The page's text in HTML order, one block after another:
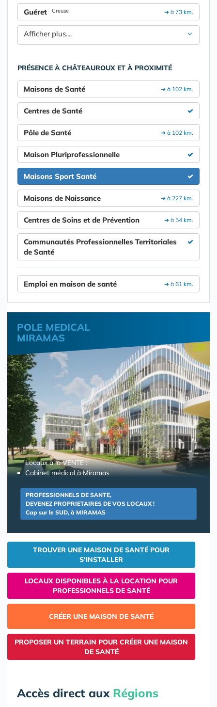
➔ à 73 km.
Guéret Creuse
Afficher plus....
PRÉSENCE À CHÂTEAUROUX ET À PROXIMITÉ
➔ à 102 km.
Maisons de Santé
Centres de Santé
➔ à 102 km.
Pôle de Santé
Maison Pluriprofessionnelle
Maisons Sport Santé
➔ à 227 km.
Maisons de Naissance
➔ à 54 km.
Centres de Soins et de Prévention
Communautés Professionnelles Territoriales
de Santé
➔ à 61 km.
Emploi en maison de santé
POLE MEDICAL
MIRAMAS
Locaux à la VENTE :
Cabinet médical à Miramas
PROFESSIONNELS DE SANTE,
DEVENEZ PROPRIETAIRES DE VOS LOCAUX !
Cap sur le SUD, à MIRAMAS
TROUVER UNE MAISON DE SANTÉ POUR
S'INSTALLER
LOCAUX DISPONIBLES À LA LOCATION POUR
PROFESSIONNELS DE SANTÉ
CRÉER UNE MAISON DE SANTÉ
PROPOSER UN TERRAIN POUR CRÉER UNE MAISON
DE SANTÉ
Accès direct aux Régions